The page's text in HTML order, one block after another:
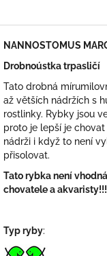
NANNOSTOMUS
Drobnoústka trpasličí
Tato drobná
až větších nádržích s
rostlinky. Rybky jsou
proto je lepší je
nádrži i když to není
přisolovat.
Tato rybka není
chovatele a akvaristy!!!
Typ ryby: